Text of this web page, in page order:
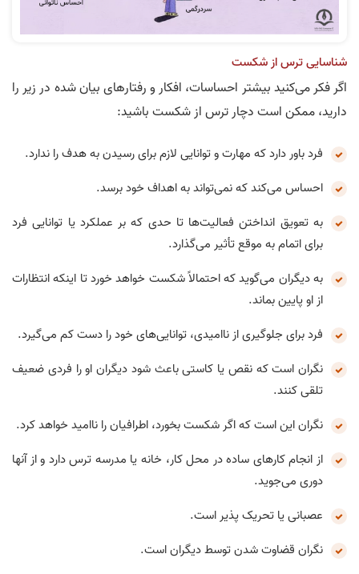
شناسایی ترس از شکست
اگر فکر می‌کنید بیشتر احساسات، افکار و رفتارهای بیان شده در زیر را
دارید، ممکن است دچار ترس از شکست باشید:
فرد باور دارد که مهارت و توانایی لازم برای رسیدن به هدف را ندارد.
احساس می‌کند که نمی‌تواند به اهداف خود برسد.
به تعویق انداختن فعالیت‌ها تا حدی که بر عملکرد یا توانایی فرد
برای اتمام به موقع تأثیر می‌گذارد.
به دیگران می‌گوید که احتمالاً شکست خواهد خورد تا اینکه انتظارات
از او پایین بماند.
فرد برای جلوگیری از ناامیدی، توانایی‌های خود را دست کم می‌گیرد.
نگران است که نقص یا کاستی باعث شود دیگران او را فردی ضعیف
تلقی کنند.
نگران این است که اگر شکست بخورد، اطرافیان را ناامید خواهد کرد.
از انجام کارهای ساده در محل کار، خانه یا مدرسه ترس دارد و از آنها
دوری می‌جوید.
عصبانی یا تحریک پذیر است.
نگران قضاوت شدن توسط دیگران است.